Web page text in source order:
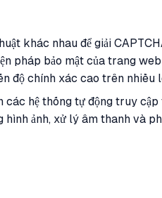
khác nhau để giải
pháp bảo mật của trang
độ chính xác cao trên nhiều
các hệ thống tự động truy
hình ảnh, xử lý âm thanh và